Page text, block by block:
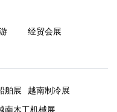
经贸会展
舶展
越南制冷展
南木工机械展